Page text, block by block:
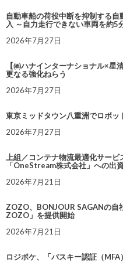
自動車船の荷役中断を抑制する
入 ～自力走行できない車両を約5
2026年7月27日
【㈱ハナインターナショナル×星
更なる強化ねらう
2026年7月27日
東京ミッドタウン八重洲でロボ
2026年7月27日
上組／コンテナ物流最適化サー
「OneStream株式会社」への出
2026年7月21日
ZOZO、BONJOUR SAGANの
ZOZO」を提供開始
2026年7月21日
ロジポケ、「パスキー認証（